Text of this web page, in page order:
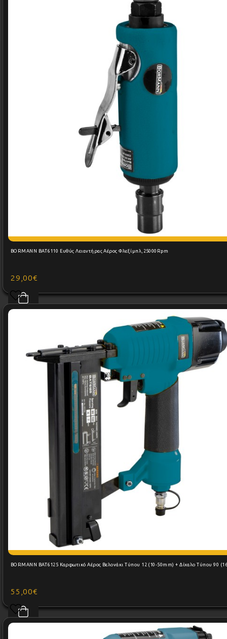
BORMANN BAT6110 Ευθύς Λειαντήρας Αέρος Φλεξίμπλ,25000Rpm
29,00€
BORMANN BAT6125 Καρφωτικό Αέρος Βελονάκι Τύπου 12
55,00€